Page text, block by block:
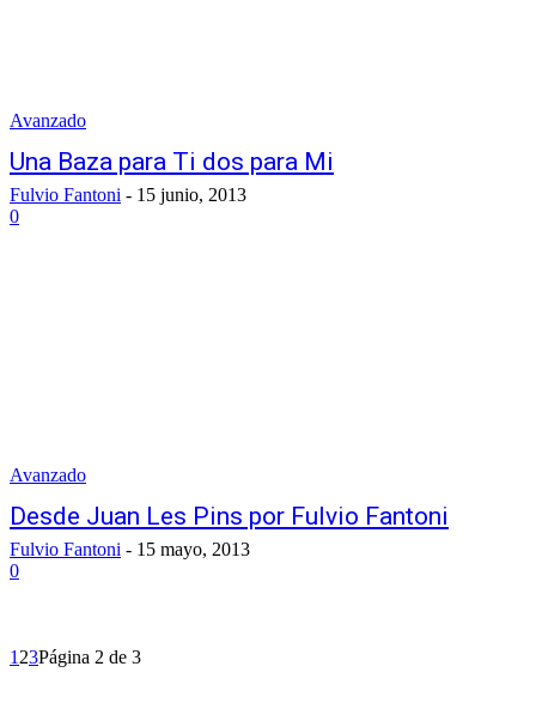
Avanzado
Una Baza para Ti dos para Mi
Fulvio Fantoni - 15 junio, 2013
0
Avanzado
Desde Juan Les Pins por Fulvio Fantoni
Fulvio Fantoni - 15 mayo, 2013
0
1 23Página 2 de 3